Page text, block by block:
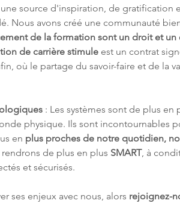
source d'inspiration, de gratification
Nous avons créé une communauté
de la formation sont un droit et un
de carrière stimule est un contrat
où le partage du savoir-faire et de la
: Les systèmes sont de plus en
physique. Ils sont incontournables
en plus proches de notre quotidien,
rendrons de plus en plus SMART, à
et sécurisés.
ses enjeux avec nous, alors rejoignez-